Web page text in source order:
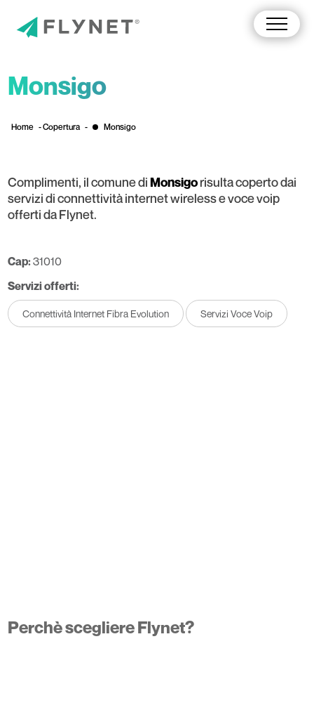
Monsigo
Home -Copertura - Monsigo
Complimenti, il comune diMonsigorisulta coperto dai
servizi di connettività internet wireless e voce voip
offerti da Flynet.
Cap:31010
Servizi offerti:
Connettività Internet Fibra Evolution Servizi Voce Voip
Perchè scegliere Flynet?